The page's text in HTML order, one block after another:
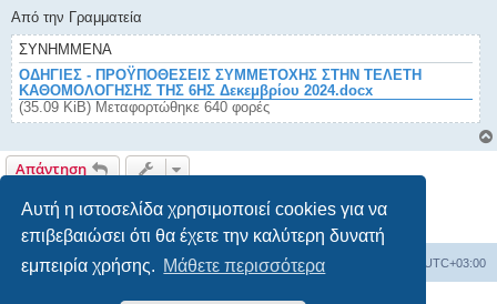
Αυτή η ιστοσελίδα χρησιμοποιεί cookies για να
επιβεβαιώσει ότι θα έχετε την καλύτερη δυνατή
εμπειρία χρήσης. Μάθετε περισσότερα
Από την Γραμματεία
ΣΥΝΗΜΜΈΝΑ
ΟΔΗΓΙΕΣ - ΠΡΟΫΠΟΘΕΣΕΙΣ ΣΥΜΜΕΤΟΧΗΣ ΣΤΗΝ ΤΕΛΕΤΗ
ΚΑΘΟΜΟΛΟΓΗΣΗΣ ΤΗΣ 6ΗΣ Δεκεμβρίου 2024.docx
(35.09 KiB) Μεταφορτώθηκε 640 φορές
Απάντηση
Board Όλοι οι χρόνοι είναι UTC+03:00
Διαγραφή cookies